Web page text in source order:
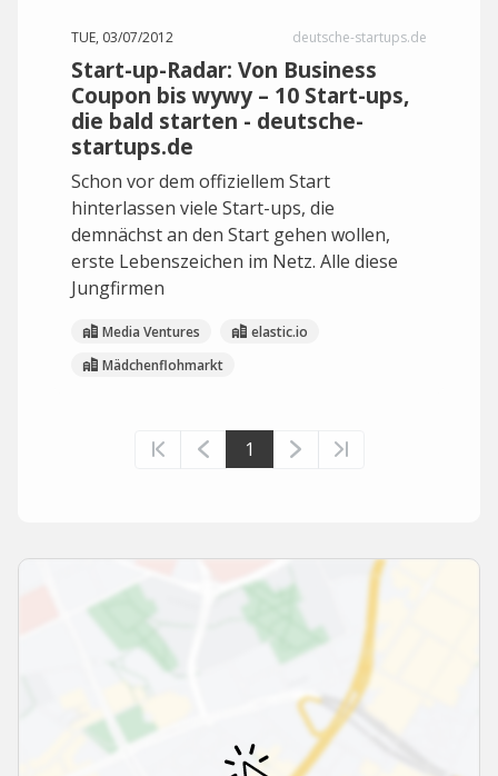
TUE, 03/07/2012 deutsche-startups.de
Start-up-Radar: Von Business
Coupon bis wywy – 10 Start-ups,
die bald starten - deutsche-
startups.de
Schon vor dem offiziellem Start
hinterlassen viele Start-ups, die
demnächst an den Start gehen wollen,
erste Lebenszeichen im Netz. Alle diese
Jungfirmen
Media Ventures
elastic.io
Mädchenflohmarkt
1